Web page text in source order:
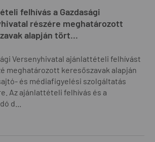
felhívás a Gazdasági
részére meghatározott
alapján tört...
Versenyhivatal ajánlattételi felhívást
meghatározott keresőszavak alapján
és médiafigyelési szolgáltatás
Az ajánlattételi felhívás és a
d...